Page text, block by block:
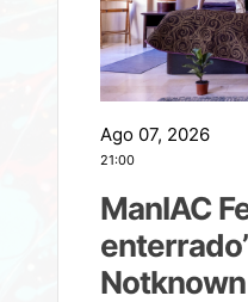
Ago 07, 2026
21:00
ManIAC
Notknown